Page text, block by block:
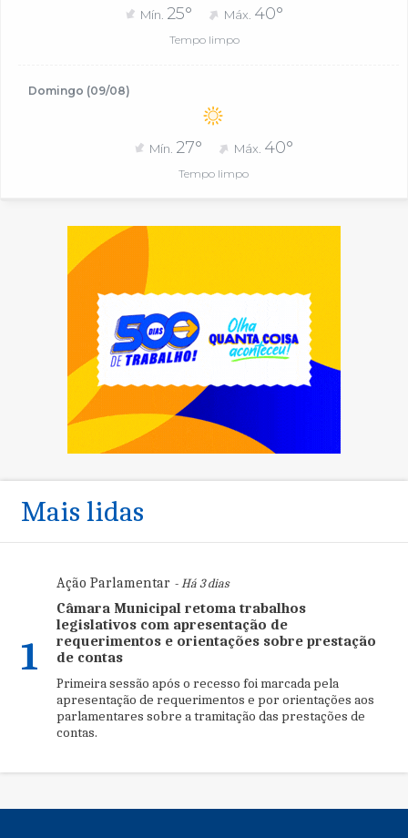
Mín. 25° Máx. 40°
Tempo limpo
Domingo (09/08)
Mín. 27° Máx. 40°
Tempo limpo
Mais lidas
1
Ação Parlamentar - Há 3 dias
Câmara Municipal retoma trabalhos
legislativos com apresentação de
requerimentos e orientações sobre prestação
de contas
Primeira sessão após o recesso foi marcada pela
apresentação de requerimentos e por orientações aos
parlamentares sobre a tramitação das prestações de
contas.